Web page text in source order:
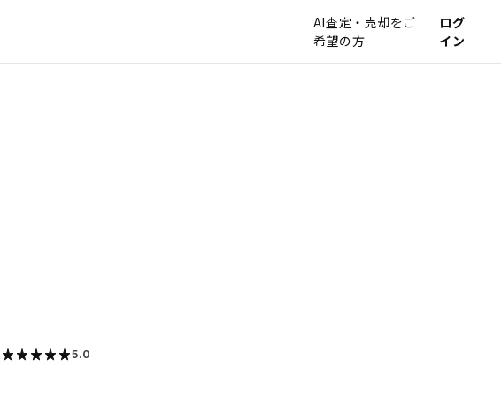
AI査定・売却をご
希望の方
ログ
イン
5.0